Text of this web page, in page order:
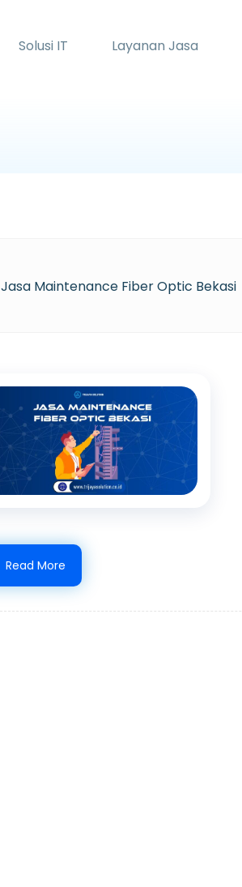
Solusi IT Layanan Jasa
Jasa Maintenance Fiber Optic Bekasi
Read More